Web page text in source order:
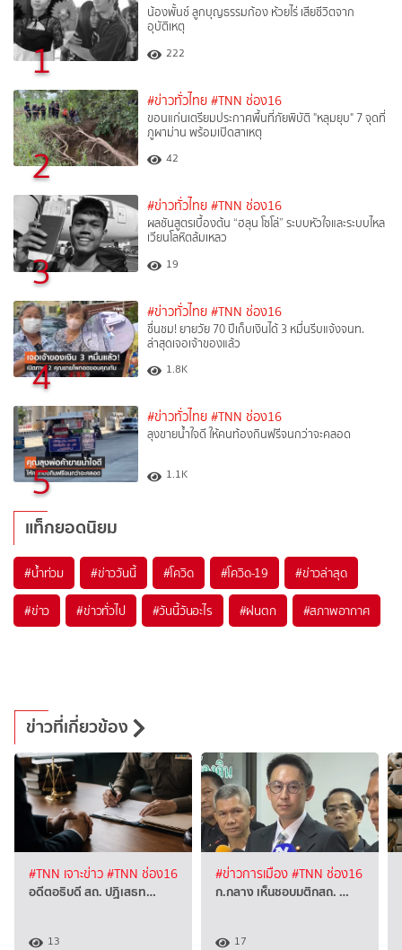
1
น้องพั้นช์ ลูกบุญธรรมก้อง ห้วยไร่ เสียชีวิตจาก
อุบัติเหตุ
222
2
#ข่าวทั่วไทย #TNN ช่อง16
ขอนแก่นเตรียมประกาศพื้นที่ภัยพิบัติ "หลุมยุบ" 7 จุดที่
ภูผาม่าน พร้อมเปิดสาเหตุ
42
3
#ข่าวทั่วไทย #TNN ช่อง16
ผลชันสูตรเบื้องต้น “ฮลุน โซโล่” ระบบหัวใจและระบบไหล
เวียนโลหิตล้มเหลว
19
4
#ข่าวทั่วไทย #TNN ช่อง16
ชื่นชม! ยายวัย 70 ปีเก็บเงินได้ 3 หมื่นรีบแจ้งจนท.
ล่าสุดเจอเจ้าของแล้ว
1.8K
5
#ข่าวทั่วไทย #TNN ช่อง16
ลุงขายน้ำใจดี ให้คนท้องกินฟรีจนกว่าจะคลอด
1.1K
แท็กยอดนิยม
#น้ำท่วม #ข่าววันนี้ #โควิด #โควิด-19 #ข่าวล่าสุด
#ข่าว #ข่าวทั่วไป #วันนี้วันอะไร #ฝนตก #สภาพอากาศ
ข่าวที่เกี่ยวข้อง
#TNN เจาะข่าว#TNN ช่อง16
อดีตอธิบดี สถ. ปฏิเสธท…
13
#ข่าวการเมือง#TNN ช่อง16
ก.กลาง เห็นชอบมติกสถ. …
17